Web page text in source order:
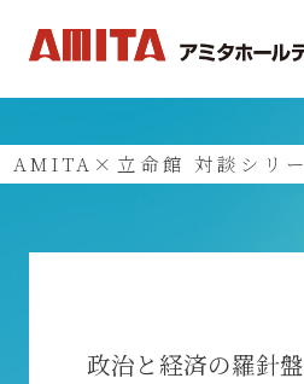
AMITA×立命館 対談シリ
政治と経済の羅針盤